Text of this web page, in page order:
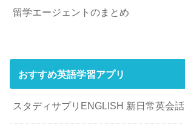
留学エージェントのまとめ
おすすめ英語学習アプリ
スタディサプリENGLISH 新日常英会話